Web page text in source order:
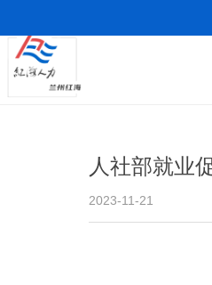
人社部就业
2023-11-21